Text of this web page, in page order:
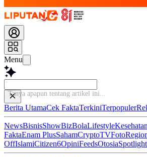
Menu
Berita UtamaCek FaktaTerkiniTerpopuler
NewsBisnisShowBizBolaLifestyleKesehatan
FaktaEnam PlusSahamCryptoTVFoto
OffIslamiCitizen6OpiniFeedsOtosiaSpotlight